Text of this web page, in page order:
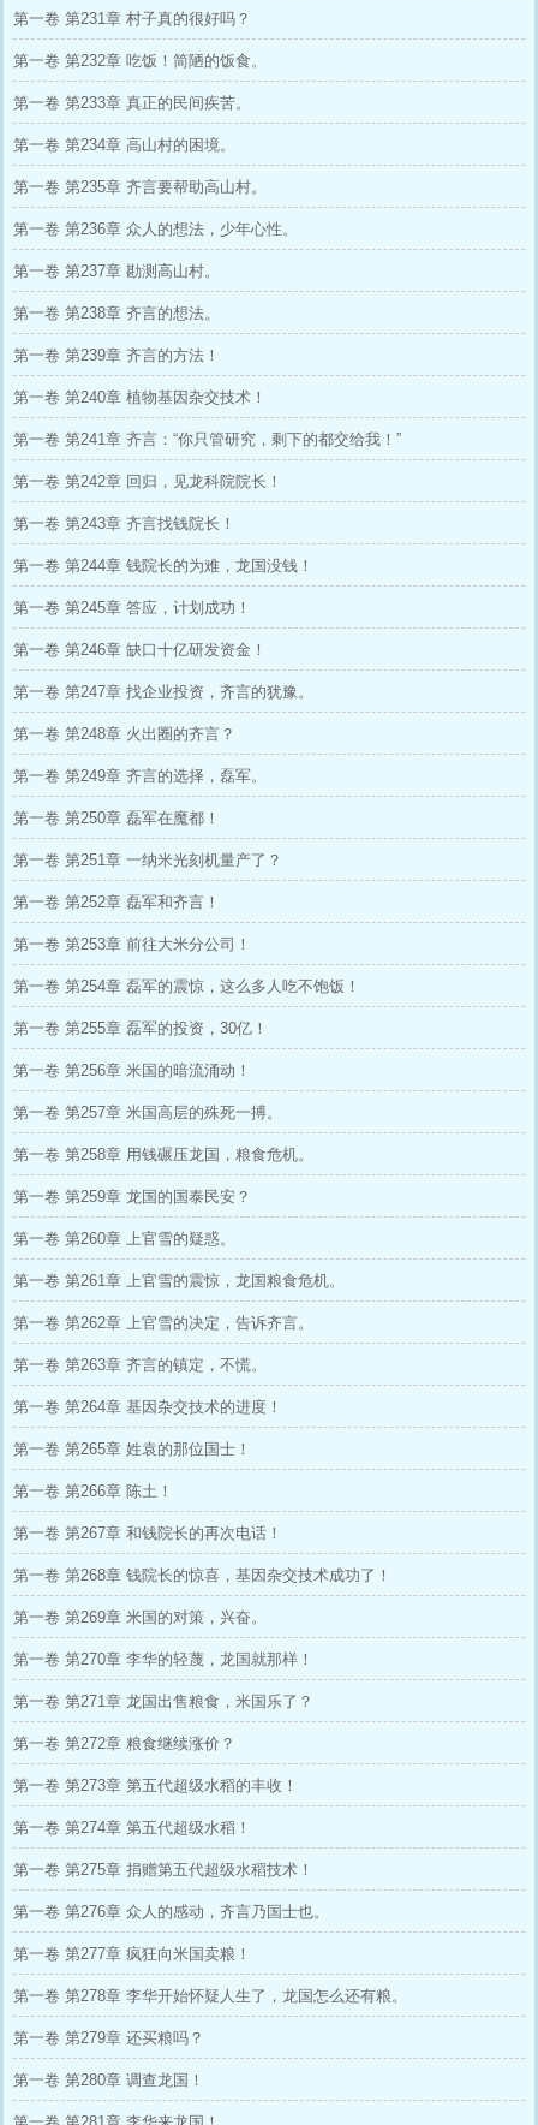
第一卷 第231章 村子真的很好吗？
第一卷 第232章 吃饭！简陋的饭食。
第一卷 第233章 真正的民间疾苦。
第一卷 第234章 高山村的困境。
第一卷 第235章 齐言要帮助高山村。
第一卷 第236章 众人的想法，少年心性。
第一卷 第237章 勘测高山村。
第一卷 第238章 齐言的想法。
第一卷 第239章 齐言的方法！
第一卷 第240章 植物基因杂交技术！
第一卷 第241章 齐言：“你只管研究，剩下的都交给我！”
第一卷 第242章 回归，见龙科院院长！
第一卷 第243章 齐言找钱院长！
第一卷 第244章 钱院长的为难，龙国没钱！
第一卷 第245章 答应，计划成功！
第一卷 第246章 缺口十亿研发资金！
第一卷 第247章 找企业投资，齐言的犹豫。
第一卷 第248章 火出圈的齐言？
第一卷 第249章 齐言的选择，磊军。
第一卷 第250章 磊军在魔都！
第一卷 第251章 一纳米光刻机量产了？
第一卷 第252章 磊军和齐言！
第一卷 第253章 前往大米分公司！
第一卷 第254章 磊军的震惊，这么多人吃不饱饭！
第一卷 第255章 磊军的投资，30亿！
第一卷 第256章 米国的暗流涌动！
第一卷 第257章 米国高层的殊死一搏。
第一卷 第258章 用钱碾压龙国，粮食危机。
第一卷 第259章 龙国的国泰民安？
第一卷 第260章 上官雪的疑惑。
第一卷 第261章 上官雪的震惊，龙国粮食危机。
第一卷 第262章 上官雪的决定，告诉齐言。
第一卷 第263章 齐言的镇定，不慌。
第一卷 第264章 基因杂交技术的进度！
第一卷 第265章 姓袁的那位国士！
第一卷 第266章 陈土！
第一卷 第267章 和钱院长的再次电话！
第一卷 第268章 钱院长的惊喜，基因杂交技术成功了！
第一卷 第269章 米国的对策，兴奋。
第一卷 第270章 李华的轻蔑，龙国就那样！
第一卷 第271章 龙国出售粮食，米国乐了？
第一卷 第272章 粮食继续涨价？
第一卷 第273章 第五代超级水稻的丰收！
第一卷 第274章 第五代超级水稻！
第一卷 第275章 捐赠第五代超级水稻技术！
第一卷 第276章 众人的感动，齐言乃国士也。
第一卷 第277章 疯狂向米国卖粮！
第一卷 第278章 李华开始怀疑人生了，龙国怎么还有粮。
第一卷 第279章 还买粮吗？
第一卷 第280章 调查龙国！